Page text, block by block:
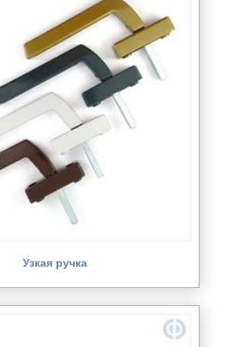
Узкая ручка